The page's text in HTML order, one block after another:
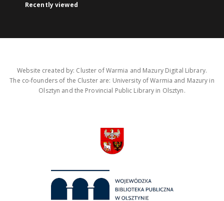
Recently viewed
Website created by: Cluster of Warmia and Mazury Digital Library.
The co-founders of the Cluster are: University of Warmia and Mazury in
Olsztyn and the Provincial Public Library in Olsztyn.